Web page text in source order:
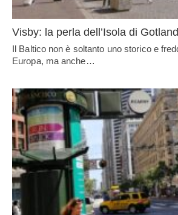
Visby: la perla dell’Isola di
Il Baltico non è soltanto uno storico e
Europa, ma anche…